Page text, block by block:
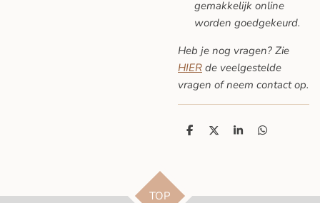
gemakkelijk online
worden goedgekeurd.
Heb je nog vragen? Zie
HIER de veelgestelde
vragen of neem contact op.
D
D
S
D
TOP